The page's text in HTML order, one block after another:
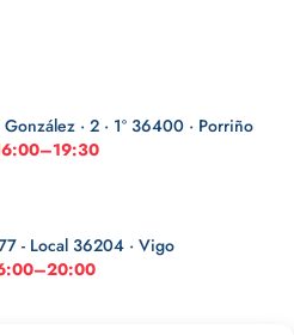
· 2 · 1º 36400 · Porriño
- Local 36204 · Vigo